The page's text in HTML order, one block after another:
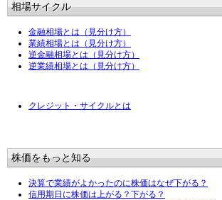
相場サイクル
金融相場とは（見分け方）
業績相場とは（見分け方）
逆金融相場とは（見分け方）
逆業績相場とは（見分け方）
クレジット・サイクルとは
株価をもっと知る
決算で業績がよかったのに株価はなぜ下がる？
信用期日に株価は上がる？下がる？